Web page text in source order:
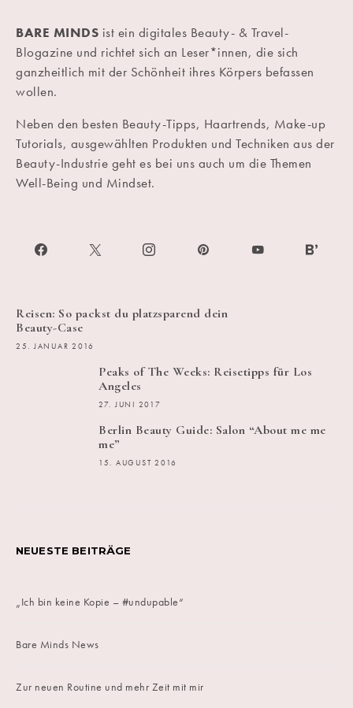
BARE MINDS ist ein digitales Beauty- & Travel-
Blogazine und richtet sich an Leser*innen, die sich
ganzheitlich mit der Schönheit ihres Körpers befassen
wollen.
Neben den besten Beauty-Tipps, Haartrends, Make-up
Tutorials, ausgewählten Produkten und Techniken aus der
Beauty-Industrie geht es bei uns auch um die Themen
Well-Being und Mindset.
Reisen: So packst du platzsparend dein
Beauty-Case
25. JANUAR 2016
Peaks of The Weeks: Reisetipps für Los
Angeles
27. JUNI 2017
Berlin Beauty Guide: Salon “About me me
me”
15. AUGUST 2016
NEUESTE BEITRÄGE
„Ich bin keine Kopie – #undupable“
Bare Minds News
Zur neuen Routine und mehr Zeit mit mir